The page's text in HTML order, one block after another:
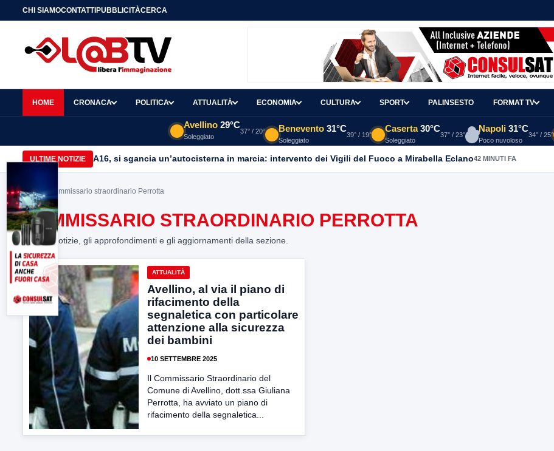
CHI SIAMOCONTATTIPUBBLICITÀCERCA
HOME CRONACA POLITICA ATTUALITÀ ECONOMIA CULTURA SPORT PALINSESTO FORMAT TV
Avellino 29°C
Soleggiato
37° / 20° Benevento 31°C
Soleggiato
39° / 19°
Caserta 30°C
Soleggiato
37° / 23°
Napoli 31°C
Poco nuvoloso
34° / 25°
ULTIME NOTIZIE A16, si sgancia un’autocisterna in marcia: intervento dei Vigili del Fuoco a Mirabella Eclano42 MINUTI FA
Home> commissario straordinario Perrotta
COMMISSARIO STRAORDINARIO PERROTTA
Tutte le notizie, gli approfondimenti e gli aggiornamenti della sezione.
ATTUALITÀ
Avellino, al via il piano di
rifacimento della
segnaletica con particolare
attenzione alla sicurezza
dei bambini
10 SETTEMBRE 2025
Il Commissario Straordinario del
Comune di Avellino, dott.ssa Giuliana
Perrotta, ha avviato un piano di
rifacimento della segnaletica...